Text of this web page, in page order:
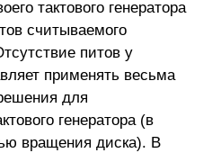
тактового генератора
считываемого
питов у
применять весьма
для
генератора (в
вращения диска). В